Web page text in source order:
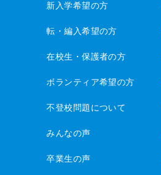
新入学希望の方
転・編入希望の方
在校生・保護者の方
ボランティア希望の方
不登校問題について
みんなの声
卒業生の声